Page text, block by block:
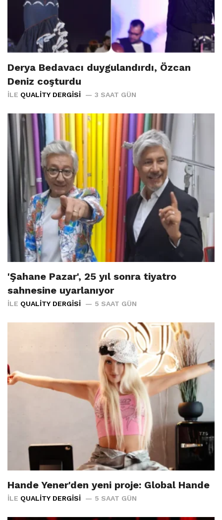
Derya Bedavacı duygulandırdı, Özcan
Deniz coşturdu
İLE QUALITY DERGISI 3 SAAT GÜN
'Şahane Pazar', 25 yıl sonra tiyatro
sahnesine uyarlanıyor
İLE QUALITY DERGISI 5 SAAT GÜN
Hande Yener'den yeni proje: Global Hande
İLE QUALITY DERGISI 5 SAAT GÜN